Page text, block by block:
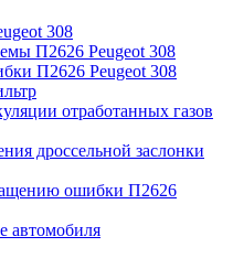
308
П2626 Peugeot 308
П2626 Peugeot 308
отработанных газов
дроссельной заслонки
ошибки П2626
автомобиля